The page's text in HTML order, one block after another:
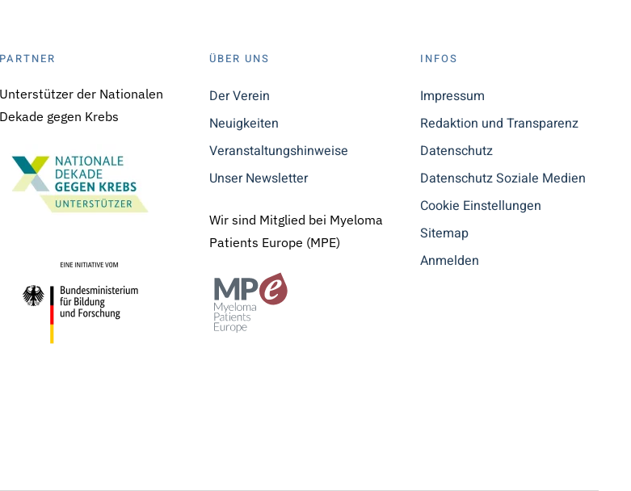
PARTNER
Unterstützer der Nationalen
Dekade gegen Krebs
ÜBER UNS
Der Verein
Neuigkeiten
Veranstaltungshinweise
Unser Newsletter
Wir sind Mitglied bei Myeloma
Patients Europe (MPE)
INFOS
Impressum
Redaktion und Transparenz
Datenschutz
Datenschutz Soziale Medien
Cookie Einstellungen
Sitemap
Anmelden